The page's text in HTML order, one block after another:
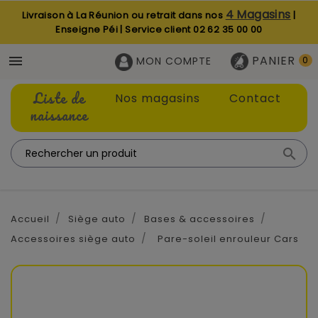
Livraison à La Réunion ou retrait dans nos 4 Magasins |
Enseigne Péi | Service client02 62 35 00 00
 PANIER 0
MON COMPTE
Liste de
naissance
Nos magasins Contact

Accueil Siège auto
Bases & accessoires
Accessoires siège auto
Pare-soleil enrouleur Cars